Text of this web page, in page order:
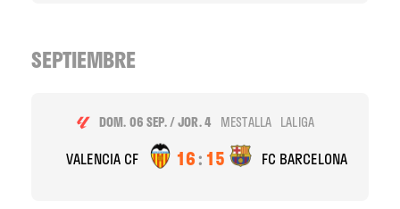
SEPTIEMBRE
DOM. 06 SEP. / JOR. 4 MESTALLA LALIGA
VALENCIA CF 16: 15 FC BARCELONA